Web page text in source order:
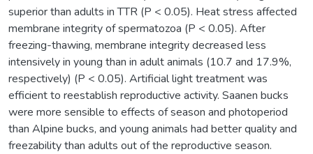
superior than adults in TTR (P < 0.05). Heat stress affected
membrane integrity of spermatozoa (P < 0.05). After
freezing-thawing, membrane integrity decreased less
intensively in young than in adult animals (10.7 and 17.9%,
respectively) (P < 0.05). Artificial light treatment was
efficient to reestablish reproductive activity. Saanen bucks
were more sensible to effects of season and photoperiod
than Alpine bucks, and young animals had better quality and
freezability than adults out of the reproductive season.